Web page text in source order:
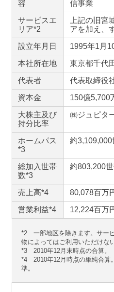
容 信事業
サービスエ
リア*2
上記の旧宮
アを加え、
設立年月日 1995年1月
本社所在地 東京都千代
代表者 代表取締
資本金 150億5,700
大株主及び
持分比率
㈱ジュピタ
ホームパス
*3
約3,109,000
総加入世帯
数*3
約803,200
売上高*4 80,078百万
営業利益*4 12,224百万
*2 一部地区を除きます。サー
物によってはご利用いただけな
*3 2010年12月末時点の合算。
*4 2010年12月時点の単純合算
準。